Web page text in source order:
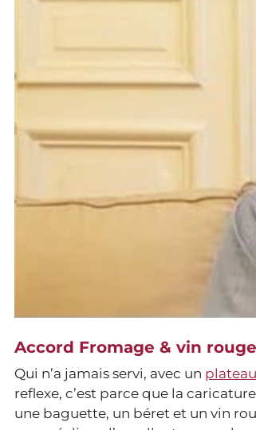
Accord Fromage & vin
Qui n’a jamais servi, avec un
reflexe, c’est parce que la
une baguette, un béret et un vin